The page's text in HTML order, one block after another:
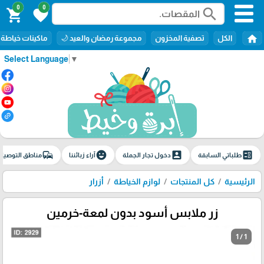
Select Language ▼
search
0
favorite
0
shopping_cart
home الكل تصفية المخزون مجموعة رمضان والعيد 🌙 ماكينات خياطة
ballotطلباتي السابقة account_boxدخول تجار الجملة emoji_emotionsآراء زبائننا commuteمناطق
الرئيسية كل المنتجات لوازم الخياطة أزرار
زر ملابس أسود بدون لمعة-خرمين
1 / 1